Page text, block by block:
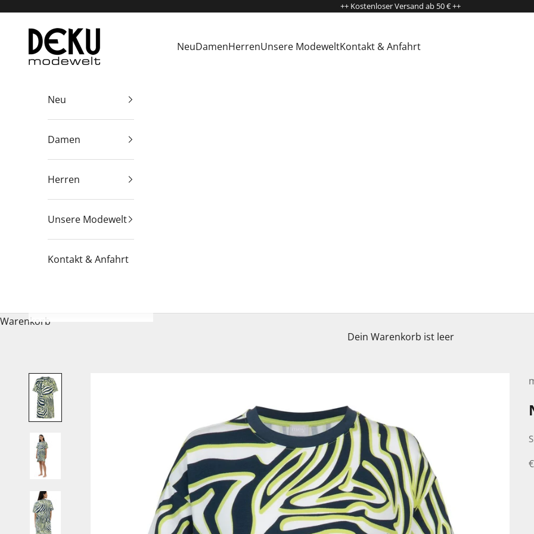
++ Kostenloser Versand ab 50 € ++
Deku Modewelt
NeuDamenHerrenUnsere ModeweltKontakt & Anfahrt
Neu
Damen
Herren
Unsere Modewelt
Kontakt & Anfahrt
Warenkorb
Dein Warenkorb ist leer